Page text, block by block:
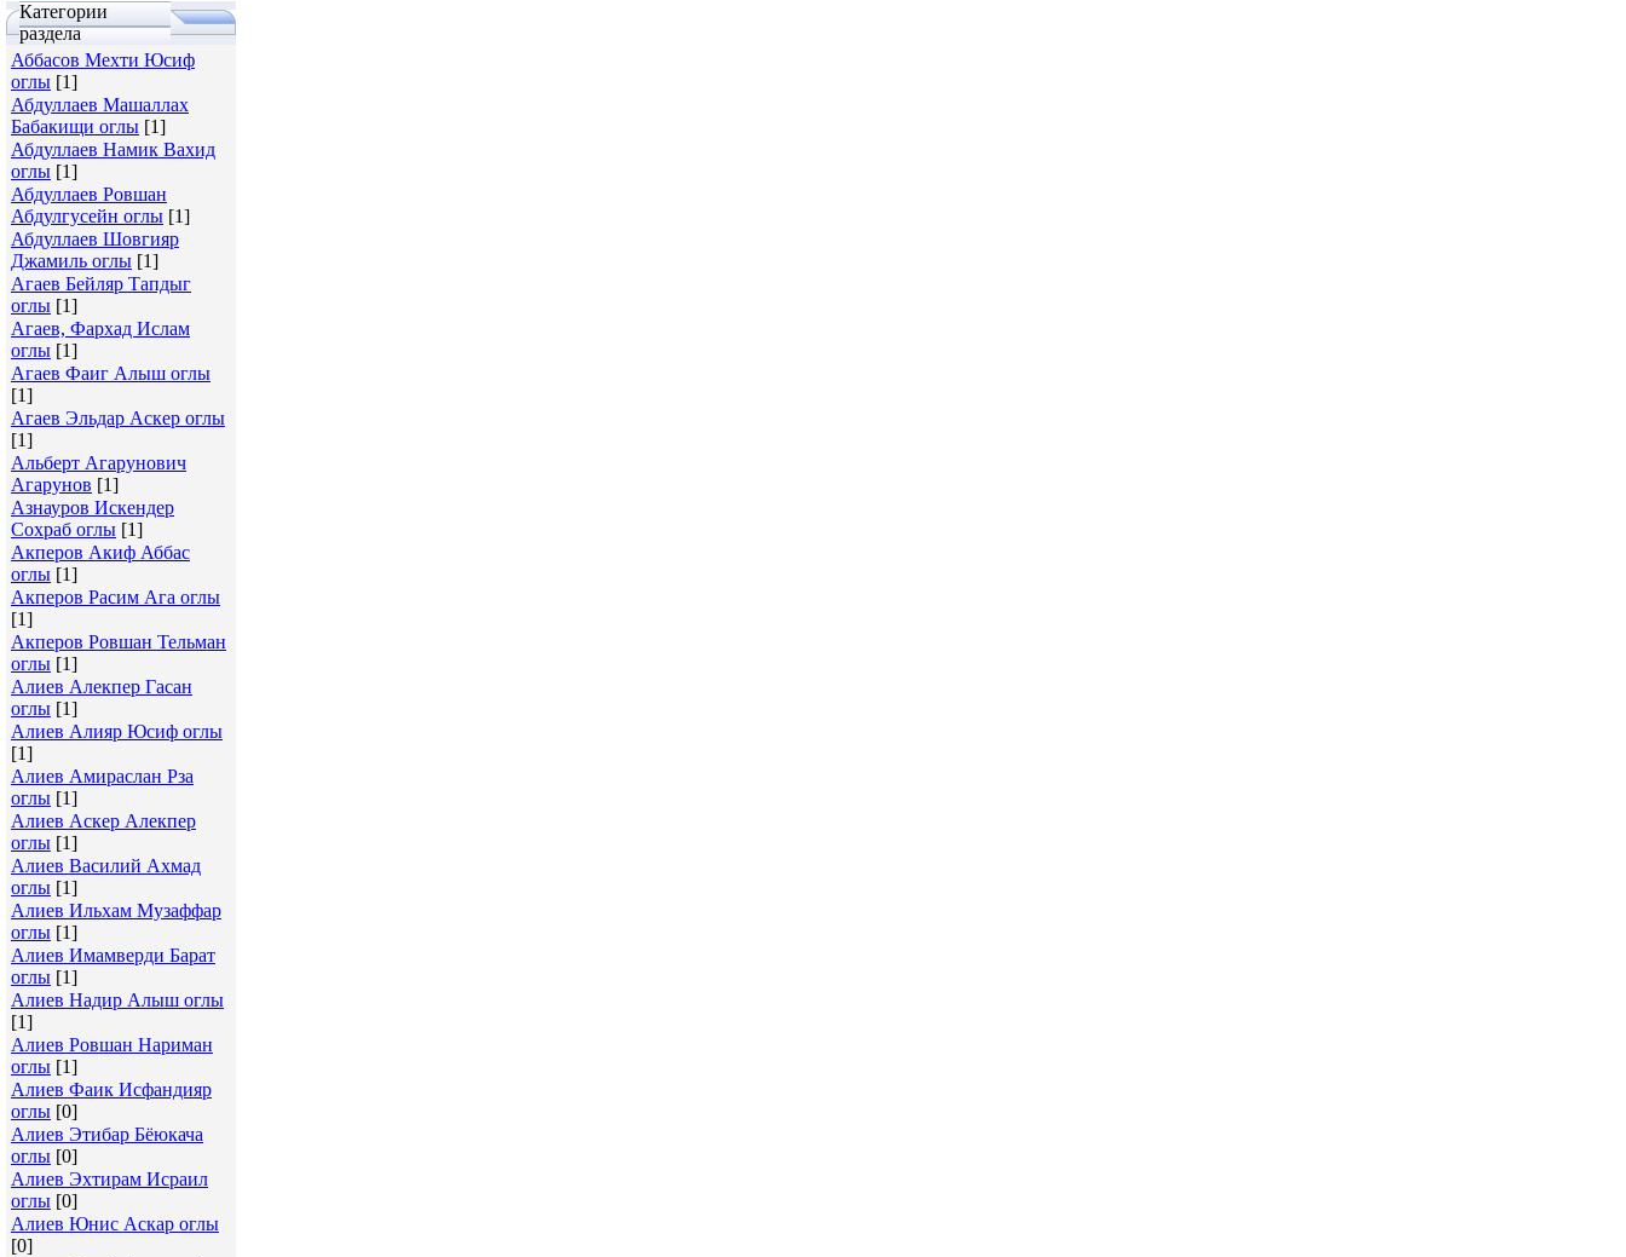
Категории
раздела
Аббасов Мехти Юсиф
оглы [1]
Абдуллаев Машаллах
Бабакищи оглы [1]
Абдуллаев Намик Вахид
оглы [1]
Абдуллаев Ровшан
Абдулгусейн оглы [1]
Абдуллаев Шовгияр
Джамиль оглы [1]
Агаев Бейляр Тапдыг
оглы [1]
Агаев, Фархад Ислам
оглы [1]
Агаев Фаиг Алыш оглы
[1]
Агаев Эльдар Аскер оглы
[1]
Альберт Агарунович
Агарунов [1]
Азнауров Искендер
Сохраб оглы [1]
Акперов Акиф Аббас
оглы [1]
Акперов Расим Ага оглы
[1]
Акперов Ровшан Тельман
оглы [1]
Алиев Алекпер Гасан
оглы [1]
Алиев Алияр Юсиф оглы
[1]
Алиев Амираслан Рза
оглы [1]
Алиев Аскер Алекпер
оглы [1]
Алиев Василий Ахмад
оглы [1]
Алиев Ильхам Музаффар
оглы [1]
Алиев Имамверди Барат
оглы [1]
Алиев Надир Алыш оглы
[1]
Алиев Ровшан Нариман
оглы [1]
Алиев Фаик Исфандияр
оглы [0]
Алиев Этибар Бёюкача
оглы [0]
Алиев Эхтирам Исраил
оглы [0]
Алиев Юнис Аскар оглы
[0]